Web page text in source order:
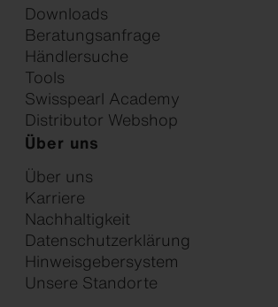
Downloads
Beratungsanfrage
Händlersuche
Tools
Swisspearl Academy
Distributor Webshop
Über uns
Über uns
Karriere
Nachhaltigkeit
Datenschutzerklärung
Hinweisgebersystem
Unsere Standorte